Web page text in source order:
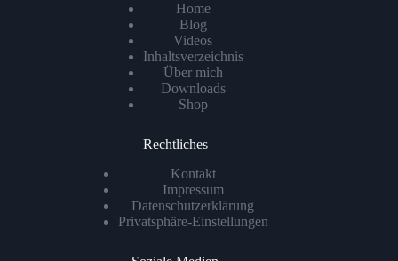
Home
Blog
Videos
Inhaltsverzeichnis
Über mich
Downloads
Shop
Rechtliches
Kontakt
Impressum
Datenschutzerklärung
Privatsphäre-Einstellungen